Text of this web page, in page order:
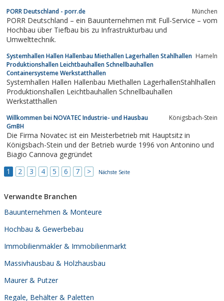
PORR Deutschland - porr.de München
PORR Deutschland – ein Bauunternehmen mit Full-Service – vom
Hochbau über Tiefbau bis zu Infrastrukturbau und
Umwelttechnik.
Systemhallen Hallen Hallenbau Miethallen Lagerhallen Stahlhallen
Produktionshallen Leichtbauhallen Schnellbauhallen
Containersysteme Werkstatthallen
Hameln
Systemhallen Hallen Hallenbau Miethallen LagerhallenStahlhallen
Produktionshallen Leichtbauhallen Schnellbauhallen
Werkstatthallen
Willkommen bei NOVATEC Industrie- und Hausbau
GmBH
Königsbach-Stein
Die Firma Novatec ist ein Meisterbetrieb mit Hauptsitz in
Königsbach-Stein und der Betrieb wurde 1996 von Antonino und
Biagio Cannova gegründet
1
2 3 4 5 6 7 > Nächste Seite
Verwandte Branchen
Bauunternehmen & Monteure
Hochbau & Gewerbebau
Immobilienmakler & Immobilienmarkt
Massivhausbau & Holzhausbau
Maurer & Putzer
Regale, Behälter & Paletten